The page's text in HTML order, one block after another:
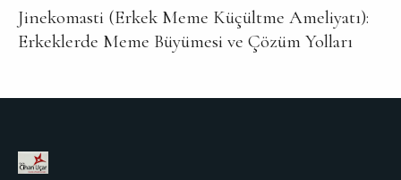
Jinekomasti (Erkek Meme Küçültme Ameliyatı):
Erkeklerde Meme Büyümesi ve Çözüm Yolları